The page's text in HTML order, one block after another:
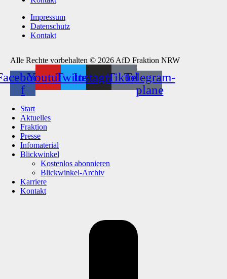
Impressum
Datenschutz
Kontakt
Alle Rechte vorbehalten © 2026 AfD Fraktion NRW
f
YoutubeTwitterInstagramTiktokTelegram-
plane
Start
Aktuelles
Fraktion
Presse
Infomaterial
Blickwinkel
Kostenlos abonnieren
Blickwinkel-Archiv
Karriere
Kontakt